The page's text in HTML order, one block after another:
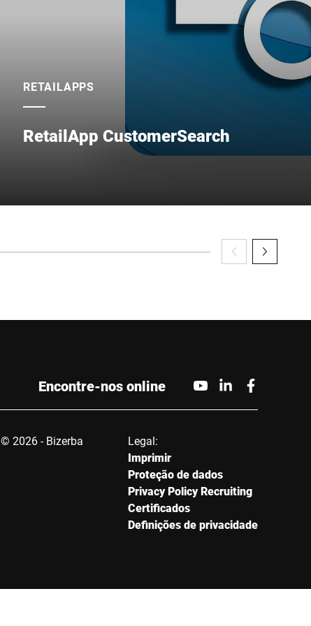
RETAILAPPS
RetailApp CustomerSearch
Encontre-nos online
© 2026 - Bizerba
Legal:
Imprimir
Proteção de dados
Privacy Policy Recruiting
Certificados
Definições de privacidade